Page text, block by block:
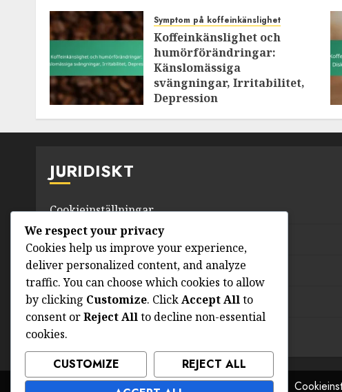
Symptom på koffeinkänslighet
Koffeinkänslighet och
humörförändringar:
Känslomässiga
svängningar, Irritabilitet,
Depression
JURIDISKT
Cookieinställningar
Om
Användarvillkor
Din integritet
Kontakta oss
We respect your privacy
Cookies help us improve your experience,
deliver personalized content, and analyze
traffic. You can choose which cookies to allow
by clicking Customize. ClickAccept Allto
consent orReject Allto decline non-essential
cookies.
CUSTOMIZE
REJECT ALL